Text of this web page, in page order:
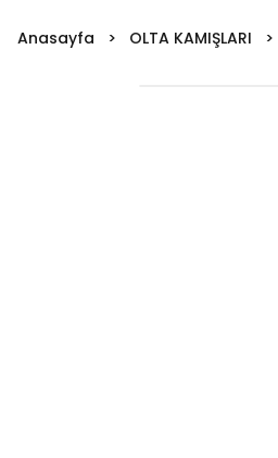
Anasayfa OLTA KAMIŞLARI